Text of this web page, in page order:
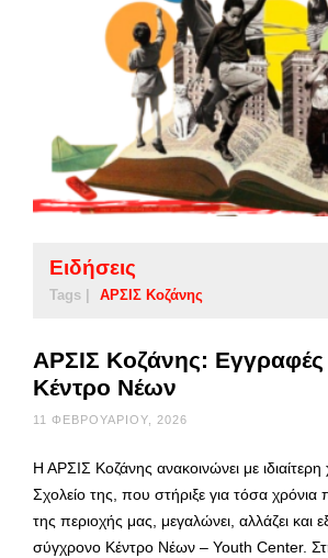
Ειδήσεις
Tags | ΑΡΣΙΣ Κοζάνης
ΑΡΣΙΣ Κοζάνης: Εγγραφές
Κέντρο Νέων
11 ΦΕΒΡΟΥΑΡΊΟΥ, 2026
Η ΑΡΣΙΣ Κοζάνης ανακοινώνει με
Σχολείο της, που στήριξε για τόσα χρόνια
της περιοχής μας, μεγαλώνει, αλλάζει και
σύγχρονο Κέντρο Νέων – Youth Center.